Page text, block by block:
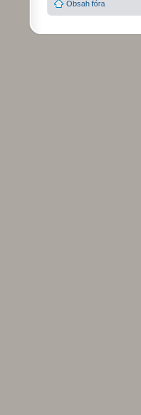
Obsah fóra